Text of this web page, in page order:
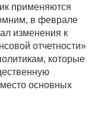
применяются
в феврале
изменения к
отчетности»
которые
основных